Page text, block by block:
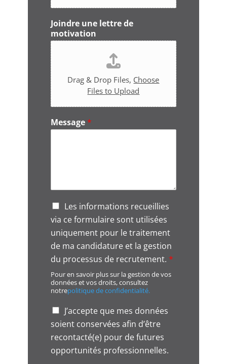
Joindre une lettre de
motivation
Drag & Drop Files, Choose
Files to Upload
Message *
G
D
P
R
A
g
r
e
e
m
e
n
t
*
Les informations recueillies
via ce formulaire sont utilisées
uniquement pour le traitement
de ma candidature et la gestion
du processus de recrutement. *
Pour en savoir plus sur la gestion de vos
données et vos droits, consultez
notrepolitique de confidentialité.
o
p
o
r
J’accepte que mes données
soient conservées afin d’être
recontacté(e) pour de futures
opportunités professionnelles.